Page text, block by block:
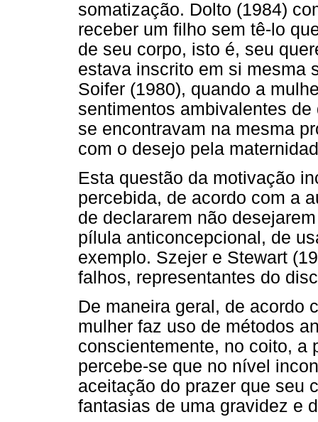
somatização. Dolto (1984)
receber um filho sem tê-lo
de seu corpo, isto é, seu
estava inscrito em si mesma
Soifer (1980), quando a
sentimentos ambivalentes
se encontravam na mesma
com o desejo pela
Esta questão da motivação
percebida, de acordo com a
de declararem não
pílula anticoncepcional, de
exemplo. Szejer e Stewart
falhos, representantes do
De maneira geral, de acordo
mulher faz uso de métodos
conscientemente, no coito, a
percebe-se que no nível
aceitação do prazer que seu
fantasias de uma gravidez e